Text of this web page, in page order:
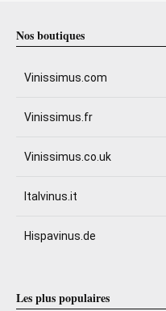
Nos boutiques
Vinissimus.com
Vinissimus.fr
Vinissimus.co.uk
Italvinus.it
Hispavinus.de
Les plus populaires